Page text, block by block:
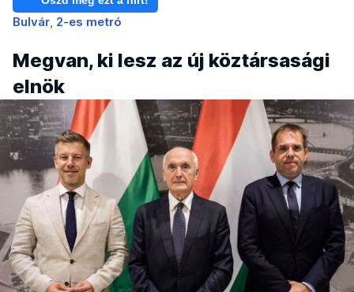
Bulvár 2-es metró
Megvan, ki lesz az új köztársasági
elnök